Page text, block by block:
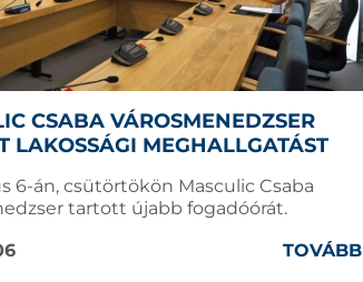
CSABA VÁROSMENEDZSER
LAKOSSÁGI MEGHALLGATÁST
6-án, csütörtökön Masculic Csaba
tartott újabb fogadóórát.
TOVÁBB